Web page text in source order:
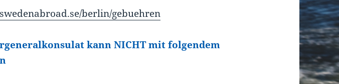
berlin/gebuehren
kann NICHT mit folgendem